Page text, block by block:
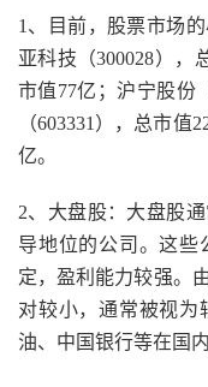
1、目前，股票市场
亚科技（300028），
市值77亿；沪宁股份
（603331），总市值
亿。
2、大盘股：大盘股
导地位的公司。这些
定，盈利能力较强。
对较小，通常被视为
油、中国银行等在国